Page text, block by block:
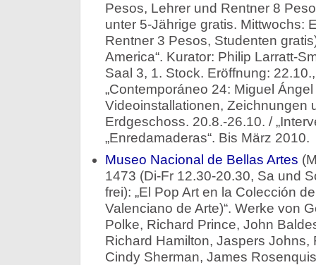
Pesos, Lehrer und Rentner 8
unter 5-Jährige gratis. Mittwochs:
Rentner 3 Pesos, Studenten
America“. Kurator: Philip Larratt-
Saal 3, 1. Stock. Eröffnung:
„Contemporáneo 24: Miguel
Videoinstallationen, Zeichnungen
Erdgeschoss. 20.8.-26.10. /
„Enredamaderas“. Bis März 2010.
Museo Nacional de Bellas Artes
1473 (Di-Fr 12.30-20.30, Sa und
frei): „El Pop Art en la Colección
Valenciano de Arte)“. Werke von
Polke, Richard Prince, John
Richard Hamilton, Jaspers Johns,
Cindy Sherman, James